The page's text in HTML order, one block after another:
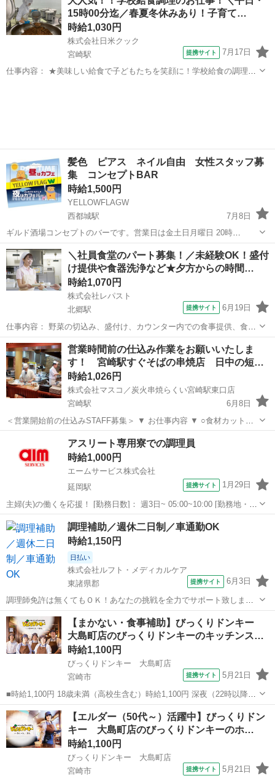
寮-1692 ＜エームサービス株式会社＞ 南延岡駅徒歩4分 ...
15時00分迄／春夏冬休みあり！子育て…
時給1,030円
株式会社日米クック
宮崎駅
提携サイト 7月17日
仕事内容： ★美味しい給食で子どもたちを笑顔に！学校給食の調理・
髪色 ピアス ネイル自由 女性スタッフ募
集 コンセプトBAR
時給1,500円
YELLOWFLAGW
西都城駅
7月8日
ギルド酒場コンセプトのバーです。営業日は金土日月曜日 20時
Open〜 ★時給は1500円〜1日3時間以上、週１日以上働ける方募集 仕
事は明るく元気に楽しく過ごすだけ✨ 簡単にバックがついてお給料が
どんどん上がるシステムも...
宮崎 都城市 西都城駅 バーテンダー スタッフ
＼社員食堂のパート募集！／未経験OK！盛付
け提供や食器洗浄など★夕方からの時間…
時給1,070円
株式会社レパスト
北郷駅
提携サイト 6月19日
仕事内容： 野菜の切込み、盛付け、カウンター内での食事提供、食器
類洗浄など、 社員食堂で食事提供のお手伝いです 未経験の方でも
OK！難しい作業はないのですぐに慣れてやっていただけます 丁寧な
研修もあるので安心して始められま...
宮崎 日南市 北郷駅 キッチン
営業時間前の仕込み作業をお願いいたしま
す！ 宮崎駅すぐそばの串焼店 日中の短
時…
時給1,026円
株式会社マスコ／炭火串焼らくい宮崎駅東口店
宮崎駅
6月8日
＜営業開始前の仕込みSTAFF募集＞ ▼ お仕事内容 ▼ ○食材カット、
串に刺す（串打ち作業） ○計量小分け、下処理など ○食器や調理器材
の洗浄（食器洗浄機） ○清掃業務 etc... 未経験の方でも早く...
宮崎駅 居酒屋 スタッフ
アスリート専用寮での調理員
時給1,000円
エームサービス株式会社
延岡駅
提携サイト 1月29日
主婦(夫)の働くを応援！ [勤務日数]： 週3日~ 05:00~10:00 [勤務地・最
寄駅]： 宮崎県延岡市中の瀬町1-6050-4 旭化成愛宕寮-1693 ＜エーム
サービス株式会社＞ 延岡駅徒歩10分 [職種名]...
宮崎 延岡市 延岡駅 その他
調理補助／週休二日制／車通勤OK
時給1,150円
日払い
株式会社ルフト・メディカルケア
東諸県郡
提携サイト 6月3日
調理師免許は無くてもＯＫ！あなたの挑戦を全力でサポート致しま
す。安全で美味しいお食事を一緒に提供しませんか？／ハローワーク
でお仕事お探しの方もお気軽にお問い合わせくださいませ♪ 私たちル
フト・メディカルケアは 「いのちを支...
宮崎 東諸県郡 その他
【まかない・食事補助】びっくりドンキー
大島町店のびっくりドンキーのキッチンス…
時給1,100円
びっくりドンキー 大島町店
宮崎市
提携サイト 5月21日
■時給1,100円 18歳未満（高校生含む）時給1,100円 深夜（22時以降
年少者不可）時給1,375円 ☆土日祝日手当：時給＋100円 ☆12月31日
～1月3日まで年末年始手当有（時給アップ） ■びっくりドンキー 大
島...
宮崎 宮崎市 ファミレス
【エルダー（50代～）活躍中】びっくりドン
キー 大島町店のびっくりドンキーのホ…
時給1,100円
びっくりドンキー 大島町店
宮崎市
提携サイト 5月21日